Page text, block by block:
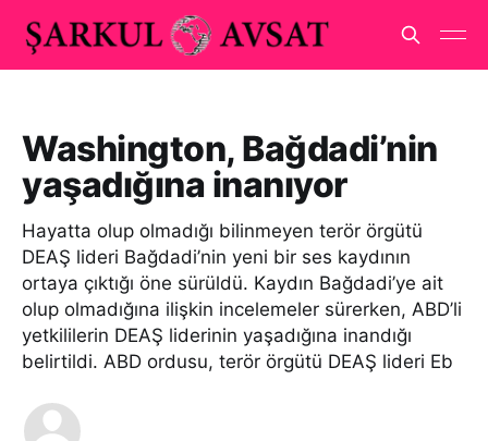
Washington, Bağdadi’nin
yaşadığına inanıyor
Hayatta olup olmadığı bilinmeyen terör örgütü
DEAŞ lideri Bağdadi’nin yeni bir ses kaydının
ortaya çıktığı öne sürüldü. Kaydın Bağdadi’ye ait
olup olmadığına ilişkin incelemeler sürerken, ABD’li
yetkililerin DEAŞ liderinin yaşadığına inandığı
belirtildi. ABD ordusu, terör örgütü DEAŞ lideri Eb